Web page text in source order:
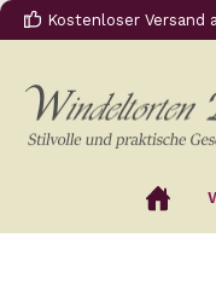
Hauptinhalt springen
Zur Suche springen
Zur Hauptnavigation
Kostenloser Versand